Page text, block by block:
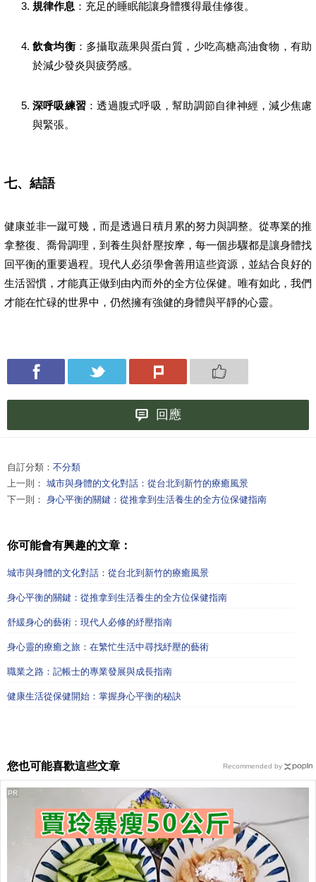
規律作息 ：充足的睡眠能讓身體獲得最佳修復。
飲食均衡：多攝取蔬果與蛋白質，少吃高糖高油食物，有助
於減少發炎與疲勞感。
深呼吸練習 ：透過腹式呼吸，幫助調節自律神經，減少焦慮
與緊張。
七、結語
健康並非一蹴可幾，而是透過日積月累的努力與調整。從專業的推
拿整復、喬骨調理，到養生與舒壓按摩，每一個步驟都是讓身體找
回平衡的重要過程。現代人必須學會善用這些資源，並結合良好的
生活習慣，才能真正做到由內而外的全方位保健。唯有如此，我們
才能在忙碌的世界中，仍然擁有強健的身體與平靜的心靈。
回應
自訂分類： 不分類
上一則： 城市與身體的文化對話：從台北到新竹的療癒風景
下一則： 身心平衡的關鍵：從推拿到生活養生的全方位保健指南
你可能會有興趣的文章：
城市與身體的文化對話：從台北到新竹的療癒風景
身心平衡的關鍵：從推拿到生活養生的全方位保健指南
舒緩身心的藝術：現代人必修的紓壓指南
身心靈的療癒之旅：在繁忙生活中尋找紓壓的藝術
職業之路：記帳士的專業發展與成長指南
健康生活從保健開始：掌握身心平衡的秘訣
您也可能喜歡這些文章
PR
Recommended by